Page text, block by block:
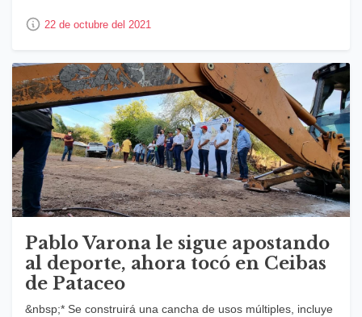
22 de octubre del 2021
Pablo Varona le sigue apostando
al deporte, ahora tocó en Ceibas
de Pataceo
&nbsp;* Se construirá una cancha de usos múltiples, incluye